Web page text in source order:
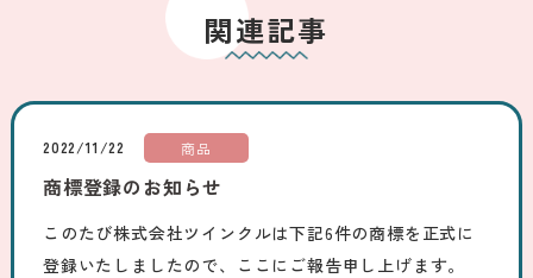
関連記事
2022/11/22 商品
商標登録のお知らせ
このたび株式会社ツインクルは下記6件の商標を正式に
登録いたしましたので、ここにご報告申し上げます。